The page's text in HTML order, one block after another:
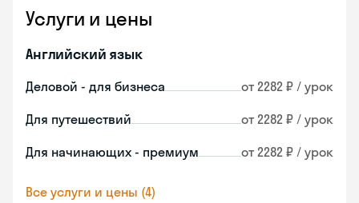
Услуги и цены
Английский язык
Деловой - для бизнеса от 2282 ₽ / урок
Для путешествий от 2282 ₽ / урок
Для начинающих - премиум от 2282 ₽ / урок
Все услуги и цены (4)